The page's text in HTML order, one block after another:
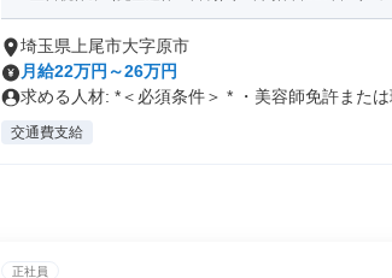
埼玉県上尾市大字原市
月給22万円～26万円
求める人材: *＜必須条件＞ * ・美容師免許または
交通費支給
正社員